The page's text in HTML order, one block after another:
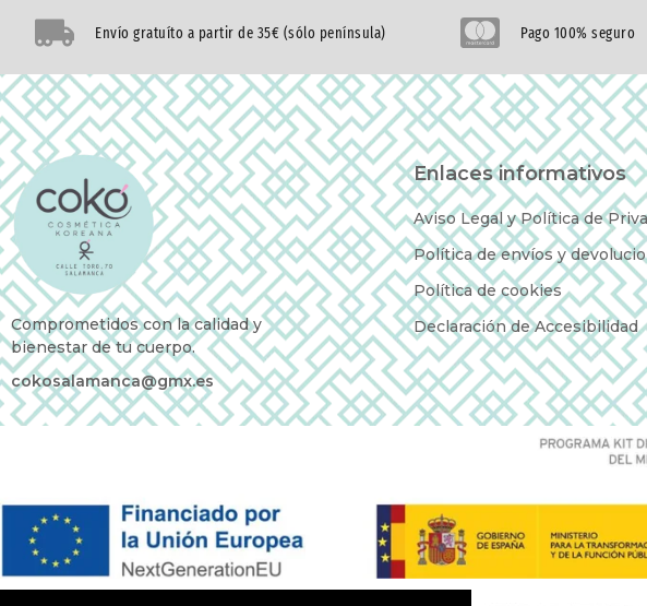
Envío gratuíto a partir de 35€ (sólo península) Pago 100% seguro
Comprometidos con la calidad y
bienestar de tu cuerpo.
cokosalamanca@gmx.es
Enlaces informativos
Aviso Legal y Política de
Política de envíos y
Política de cookies
Declaración de Accesibilidad